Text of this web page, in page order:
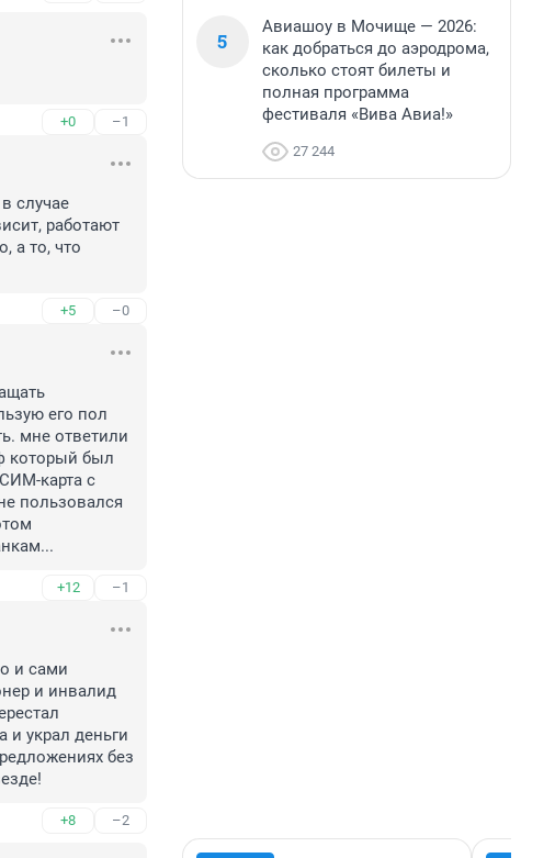
+0 –1
случае
работают
а то, что
+5 –0
его пол
мне ответили
который был
карта с
пользовался
+12 –1
и сами
и инвалид
и украл деньги
без
+8 –2
5
Авиашоу в Мочище — 2026:
как добраться до аэродрома,
сколько стоят билеты и
полная программа
фестиваля «Вива Авиа!»
27 244